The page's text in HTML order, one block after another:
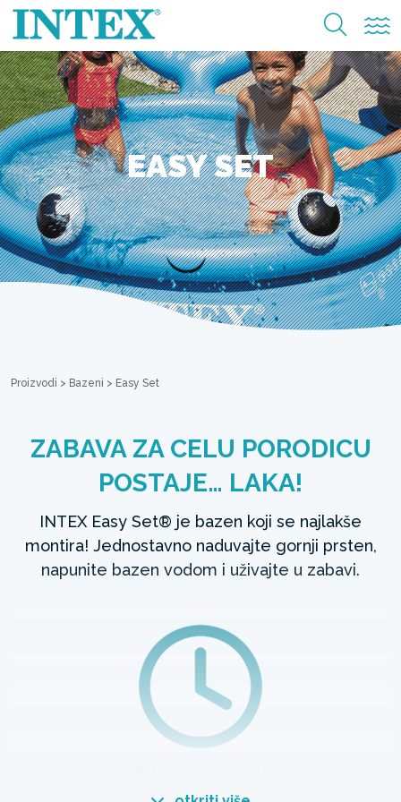
EASY SET
Proizvodi > Bazeni > Easy Set
ZABAVA ZA CELU PORODICU
POSTAJE… LAKA!
INTEX Easy Set® je bazen koji se najlakše
montira! Jednostavno naduvajte gornji prsten,
napunite bazen vodom i uživajte u zabavi.